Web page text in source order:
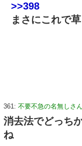
>>398
まさにこれで草
361: 不要不急の名無しさん
消去法でどっち
ね